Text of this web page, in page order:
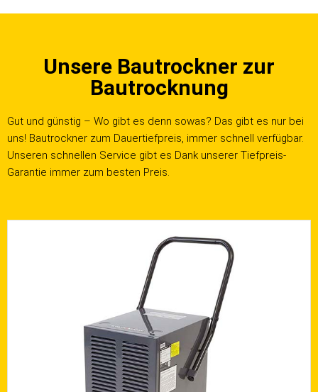
Unsere Bautrockner zur
Bautrocknung
Gut und günstig – Wo gibt es denn sowas? Das gibt es nur bei
uns! Bautrockner zum Dauertiefpreis, immer schnell verfügbar.
Unseren schnellen Service gibt es Dank unserer Tiefpreis-
Garantie immer zum besten Preis.